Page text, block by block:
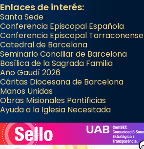
Enlaces de interés:
Santa Sede
Conferencia Episcopal Española
Conferencia Episcopal Tarraconense
Catedral de Barcelona
Seminario Conciliar de Barcelona
Basílica de la Sagrada Familia
Año Gaudí 2026
Cáritas Diocesana de Barcelona
Manos Unidas
Obras Misionales Pontificias
Ayuda a la Iglesia Necesitada